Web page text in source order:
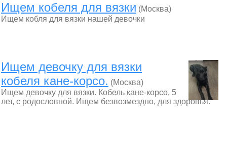
Ищем кобеля для вязки (Москва)
Ищем кобля для вязки нашей девочки
Ищем девочку для вязки
кобеля кане-корсо. (Москва)
Ищем девочку для вязки. Кобель кане-корсо, 5
лет, с родословной. Ищем безвозмездно, для здоровья.